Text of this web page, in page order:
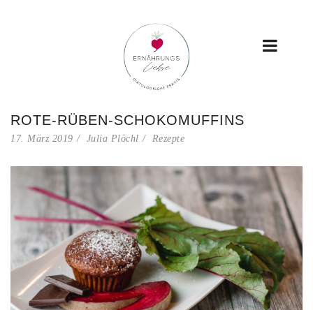
ROTE-RÜBEN-SCHOKOMUFFINS
17. März 2019 Julia Plöchl Rezepte